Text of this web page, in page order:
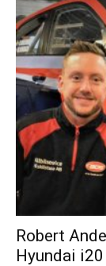
Robert
Hyundai i20